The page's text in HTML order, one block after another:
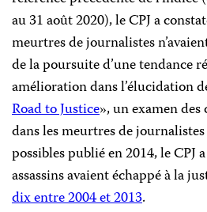
au 31 août 2020), le CPJ a
meurtres de journalistes
de la poursuite d’une tendance
amélioration dans l’élucidation
Road to Justice», un examen
dans les meurtres de
possibles publié en 2014, le CPJ
assassins avaient échappé à la
dix entre 2004 et 2013.